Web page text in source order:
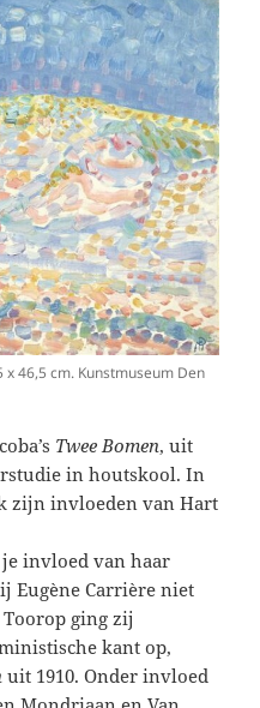
46,5 cm. Kunstmuseum Den
Twee Bomen, uit
in houtskool. In
zijn invloeden van Hart
invloed van haar
Eugène Carrière niet
ging zij
kant op,
uit 1910. Onder invloed